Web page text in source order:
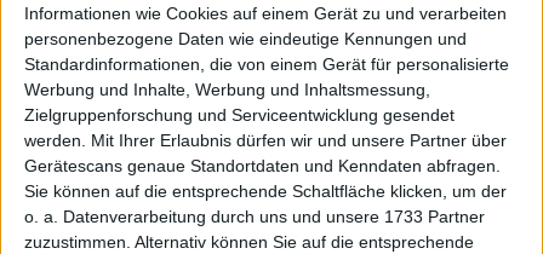
Informationen wie Cookies auf einem Gerät zu und verarbeiten
personenbezogene Daten wie eindeutige Kennungen und
Standardinformationen, die von einem Gerät für personalisierte
Werbung und Inhalte, Werbung und Inhaltsmessung,
Zielgruppenforschung und Serviceentwicklung gesendet
werden.
Mit Ihrer Erlaubnis dürfen wir und unsere Partner über
Gerätescans genaue Standortdaten und Kenndaten abfragen.
Sie können auf die entsprechende Schaltfläche klicken, um der
o. a. Datenverarbeitung durch uns und unsere 1733 Partner
zuzustimmen. Alternativ können Sie auf die entsprechende
Xetra
BUY SELL
Made with ❤ von BGFL